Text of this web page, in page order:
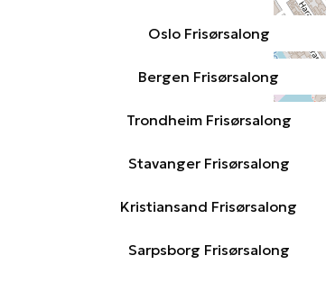
Leaflet, © OpenStreetMap
Oslo Frisørsalong
Bergen Frisørsalong
Trondheim Frisørsalong
Stavanger Frisørsalong
Kristiansand Frisørsalong
Sarpsborg Frisørsalong